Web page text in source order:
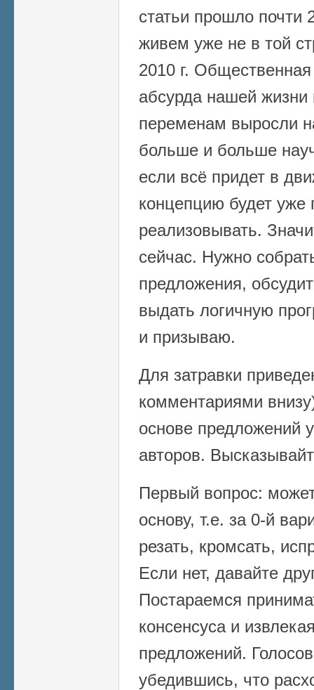
статьи прошло почти
живем уже не в той
2010 г.
абсурда нашей жизни
переменам выросли
больше и больше
если всё придет в
концепцию будет уже
реализовывать.
сейчас. Нужно
предложения,
выдать логичную
и призываю.
Для затравки
комментариями
основе предложений
авторов.
Первый вопрос:
основу, т.е. за 0-й
резать, кромсать,
Если нет, давайте
Постараемся
консенсуса и
предложений.
убедившись, что